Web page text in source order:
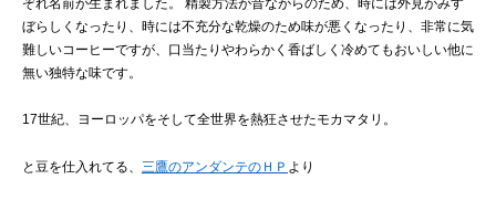
ぼらしくなったり、時には不充分な乾燥のため味が悪くなったり、非常に気
難しいコーヒーですが、口当たりやわらかく香ばしく冷めてもおいしい他に
無い独特な味です。
17世紀、ヨーロッパをそして全世界を熱狂させたモカマタリ。
と豆を仕入れてる、 三鷹のアンダンテのＨＰ より